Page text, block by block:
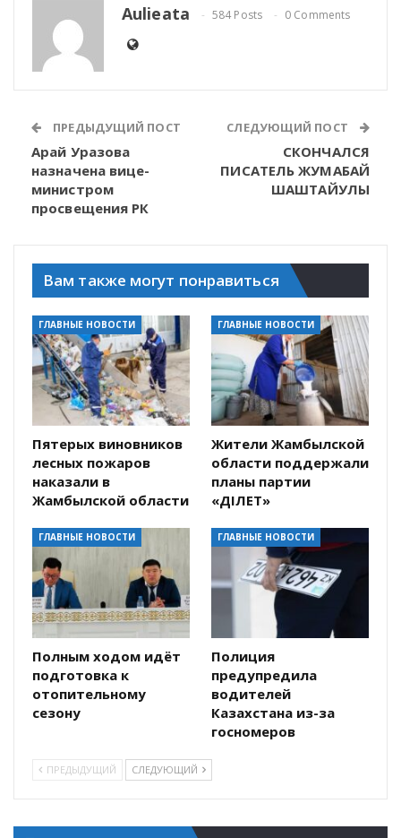
Aulieata 584 Posts 0 Comments
ПРЕДЫДУЩИЙ ПОСТ
Арай Уразова
назначена вице-
министром
просвещения РК
СЛЕДУЮЩИЙ ПОСТ
СКОНЧАЛСЯ
ПИСАТЕЛЬ ЖУМАБАЙ
ШАШТАЙУЛЫ
Вам также могут понравиться
ГЛАВНЫЕ НОВОСТИ
Пятерых виновников
лесных пожаров
наказали в
Жамбылской области
ГЛАВНЫЕ НОВОСТИ
Жители Жамбылской
области поддержали
планы партии
«ӘДІЛЕТ»
ГЛАВНЫЕ НОВОСТИ
Полным ходом идёт
подготовка к
отопительному
сезону
ГЛАВНЫЕ НОВОСТИ
Полиция
предупредила
водителей
Казахстана из-за
госномеров
ПРЕДЫДУЩИЙ СЛЕДУЮЩИЙ